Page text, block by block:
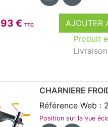
€ TTC
AJOUTER
Produit
CHARNIERE
Référence Web :
Position sur la vue